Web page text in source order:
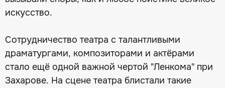
искусство.
Сотрудничество театра с талантливыми
драматургами, композиторами и актёрами
стало ещё одной важной чертой "Ленкома" при
Захарове. На сцене театра блистали такие